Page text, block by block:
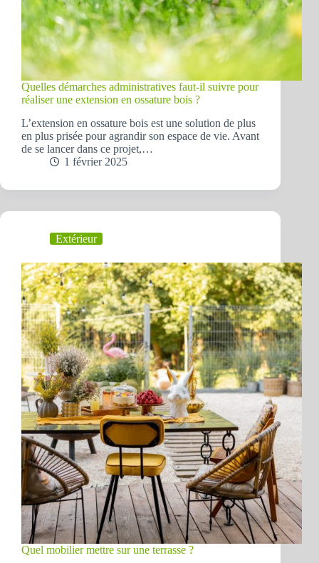
Quelles démarches administratives faut-il suivre pour
réaliser une extension en ossature bois ?
L’extension en ossature bois est une solution de plus
en plus prisée pour agrandir son espace de vie. Avant
de se lancer dans ce projet,…
1 février 2025
Extérieur
Quel mobilier mettre sur une terrasse ?